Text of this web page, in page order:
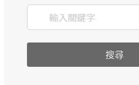
搜尋